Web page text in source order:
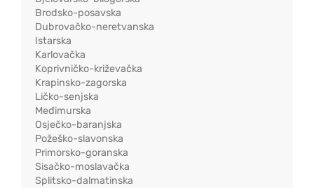
Brodsko-posavska
Dubrovačko-neretvanska
Istarska
Karlovačka
Koprivničko-križevačka
Krapinsko-zagorska
Ličko-senjska
Međimurska
Osječko-baranjska
Požeško-slavonska
Primorsko-goranska
Sisačko-moslavačka
Splitsko-dalmatinska